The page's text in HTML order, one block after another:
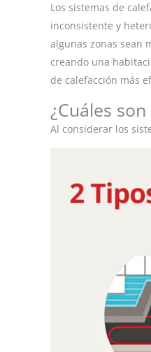
Los sistemas de
inconsistente y
algunas zonas sean
creando una
de calefacción más
¿Cuáles
Al considerar los